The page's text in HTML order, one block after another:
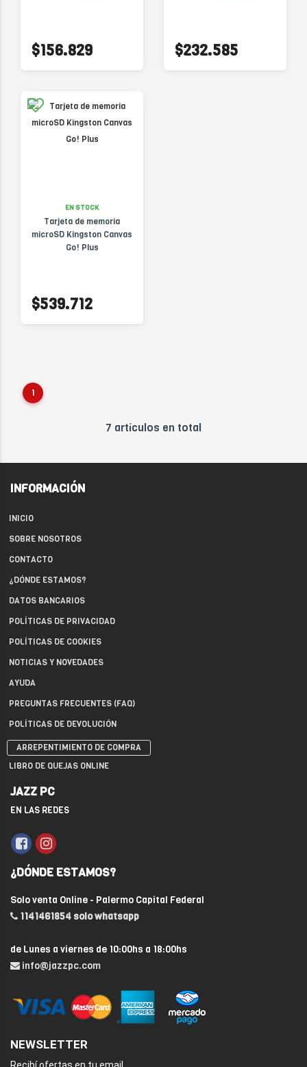
$156.829 $232.585
EN STOCK
Tarjeta de memoria
microSD Kingston Canvas
Go! Plus
$539.712
1
7 artículos en total
INFORMACIÓN
INICIO
SOBRE NOSOTROS
CONTACTO
¿DÓNDE ESTAMOS?
DATOS BANCARIOS
POLÍTICAS DE PRIVACIDAD
POLÍTICAS DE COOKIES
NOTICIAS Y NOVEDADES
AYUDA
PREGUNTAS FRECUENTES (FAQ)
POLÍTICAS DE DEVOLUCIÓN
ARREPENTIMIENTO DE COMPRA
LIBRO DE QUEJAS ONLINE
JAZZ PC
EN LAS REDES
¿DÓNDE ESTAMOS?
Solo venta Online - Palermo Capital Federal
1141461854 solo whatsapp
de Lunes a viernes de 10:00hs a 18:00hs
info@jazzpc.com
NEWSLETTER